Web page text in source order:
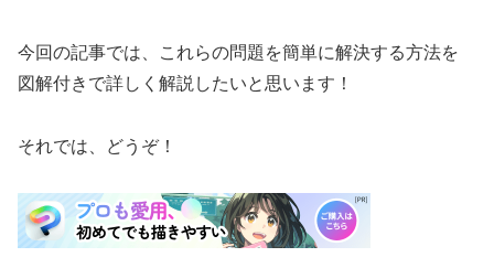
今回の記事では、これらの問題を簡単に解決する方法を
図解付きで詳しく解説したいと思います！
それでは、どうぞ！